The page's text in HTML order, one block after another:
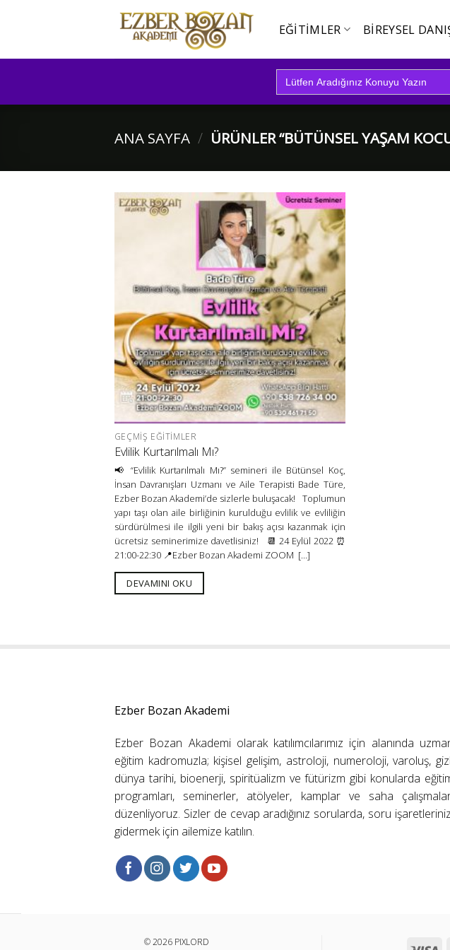
EĞITIMLER BIREYSEL
Search
for:
ANA SAYFA / ÜRÜNLER “BÜTÜNSEL YAŞAM
GEÇMIŞ EĞITIMLER
Evlilik Kurtarılmalı Mı?
📢 “Evlilik Kurtarılmalı Mı?” semineri ile Bütünsel Koç,
İnsan Davranışları Uzmanı ve Aile Terapisti Bade Türe,
Ezber Bozan Akademi’de sizlerle buluşacak! Toplumun
yapı taşı olan aile birliğinin kurulduğu evlilik ve evliliğin
sürdürülmesi ile ilgili yeni bir bakış açısı kazanmak için
ücretsiz seminerimize davetlisiniz! 📆 24 Eylül 2022 ⏰
21:00-22:30 📍Ezber Bozan Akademi ZOOM [...]
DEVAMINI OKU
Ezber Bozan Akademi
Ezber Bozan Akademi olarak katılımcılarımız için alanında
eğitim kadromuzla; kişisel gelişim, astroloji, numeroloji, varoluş,
dünya tarihi, bioenerji, spiritüalizm ve fütürizm gibi konularda
programları, seminerler, atölyeler, kamplar ve saha
düzenliyoruz. Sizler de cevap aradığınız sorularda, soru
gidermek için ailemize katılın.
© 2026 PIXLORD